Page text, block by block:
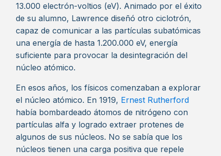
13.000 electrón-voltios (eV). Animado por el éxito
de su alumno, Lawrence diseñó otro ciclotrón,
capaz de comunicar a las partículas subatómicas
una energía de hasta 1.200.000 eV, energía
suficiente para provocar la desintegración del
núcleo atómico.
En esos años, los físicos comenzaban a explorar
el núcleo atómico. En 1919, Ernest Rutherford
había bombardeado átomos de nitrógeno con
partículas alfa y logrado extraer protenes de
algunos de sus núcleos. No se sabía que los
núcleos tienen una carga positiva que repele